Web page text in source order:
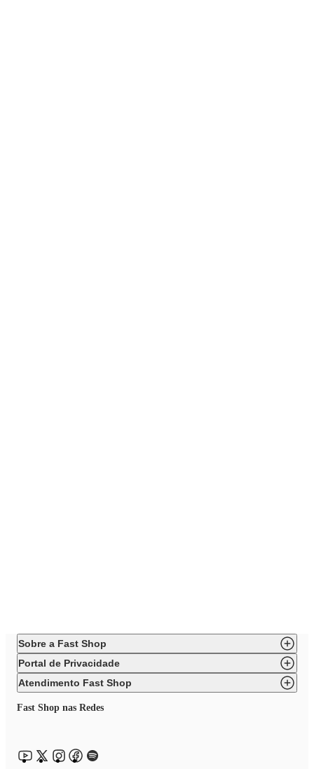
Sobre a Fast Shop
Portal de Privacidade
Atendimento Fast Shop
Fast Shop nas Redes